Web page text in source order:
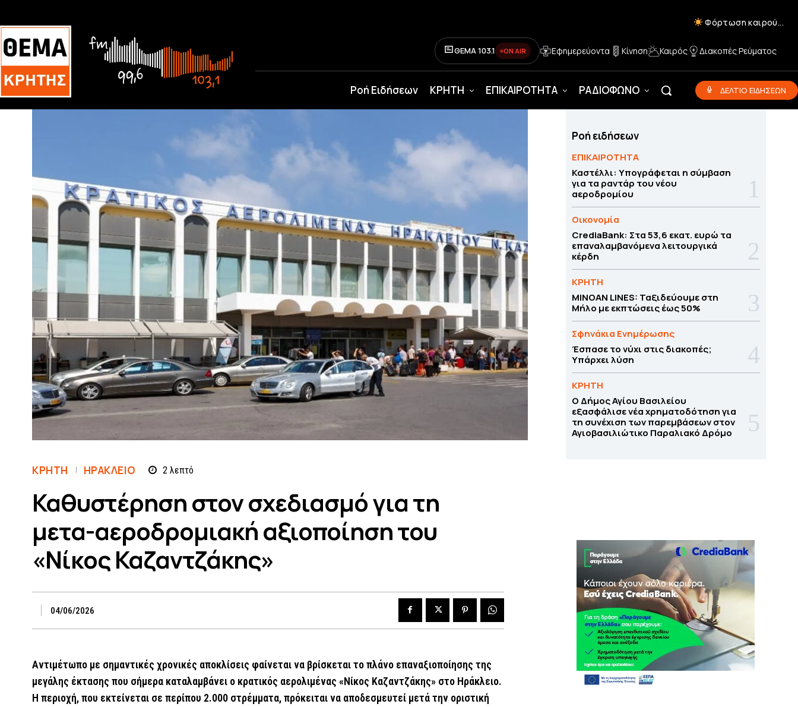
Φόρτωση καιρού...
ΘΕΜΑ 103.1 ON AIR Εφημερεύοντα Κίνηση Καιρός Διακοπές Ρεύματος
Ροή Ειδήσεων ΚΡΗΤΗ ΕΠΙΚΑΙΡΟΤΗΤΑ ΡΑΔΙΟΦΩΝΟ ΔΕΛΤΙΟ ΕΙΔΗΣΕΩΝ
ΚΡΗΤΗ ΗΡΆΚΛΕΙΟ 2λεπτό
Καθυστέρηση στον σχεδιασμό για τη
μετα-αεροδρομιακή αξιοποίηση του
«Νίκος Καζαντζάκης»
04/06/2026
Αντιμέτωπο με σημαντικές χρονικές αποκλίσεις φαίνεται να βρίσκεται το πλάνο επαναξιοποίησης της
μεγάλης έκτασης που σήμερα καταλαμβάνει ο κρατικός αερολιμένας «Νίκος Καζαντζάκης» στο Ηράκλειο.
Η περιοχή, που εκτείνεται σε περίπου 2.000 στρέμματα, πρόκειται να αποδεσμευτεί μετά την οριστική
Ροή ειδήσεων
ΕΠΙΚΑΙΡΟΤΗΤΑ
Καστέλλι: Υπογράφεται η σύμβαση
για τα ραντάρ του νέου
αεροδρομίου
Οικονομία
CrediaBank: Στα 53,6 εκατ. ευρώ τα
επαναλαμβανόμενα λειτουργικά
κέρδη
ΚΡΗΤΗ
MINOAN LINES: Ταξιδεύουμε στη
Μήλο με εκπτώσεις έως 50%
Σφηνάκια Ενημέρωσης
Έσπασε το νύχι στις διακοπές;
Υπάρχει λύση
ΚΡΗΤΗ
O Δήμος Αγίου Βασιλείου
εξασφάλισε νέα χρηματοδότηση για
τη συνέχιση των παρεμβάσεων στον
Αγιοβασιλιώτικο Παραλιακό Δρόμο